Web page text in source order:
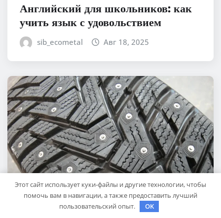
Английский для школьников: как
учить язык с удовольствием
sib_ecometal Авг 18, 2025
Этот сайт использует куки-файлы и другие технологии, чтобы
помочь вам в навигации, а также предоставить лучший
пользовательский опыт.
OK